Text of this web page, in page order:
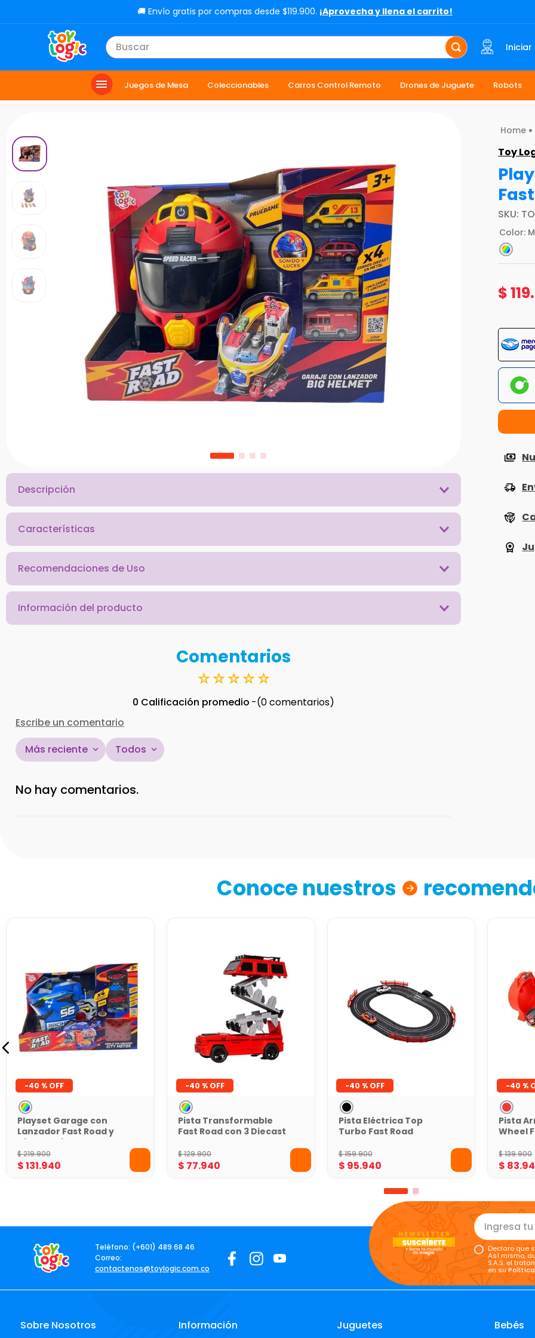
🚚 Envío gratis por compras desde $119.900. ¡Aprovecha y llena el carrito!
Buscar Iniciar
Juegos de Mesa Coleccionables Carros Control Remoto Drones de Juguete Robots
Descripción
Características
Recomendaciones de Uso
Información del producto
Comentarios
☆☆☆☆☆
0 Calificación promedio
(0 comentarios)
Escribe un comentario
Título
Escribe un comentario
Más reciente Todos
No hay comentarios.
Toy
SKU:
Color:
$119.
Conoce nuestros
-40 %
Playset Garage con
Lanzador Fast Road y
Diecast City Motor
$219.900
$131.940
-40 %
Pista Transformable
Fast Road con 3 Diecast
$129.900
$ 77.940
-40 %
Pista Eléctrica Top
Turbo Fast Road
$159.900
$ 95.940
-40 %
Pista
Wheel
$139.900
$ 83.
Teléfono: (+601) 489 68 46
Correo:
contactenos@toylogic.com.co
Declaro que
Así mismo,
S.A.S. el
en su
Sobre Nosotros Información Juguetes Bebés
TÉRMINOS MÁS BUSCADOS
lol
peluche
sonic
muñecas
dinosaurio